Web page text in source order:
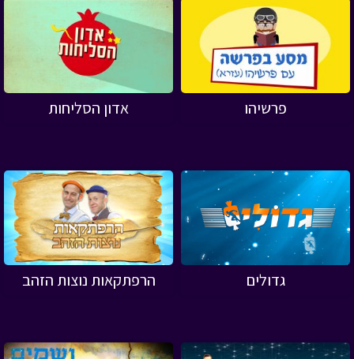
פרשיהו אדון הסליחות
גדולים הרפתקאות נוצות הזהב